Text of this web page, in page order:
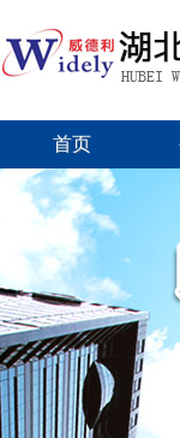
首页